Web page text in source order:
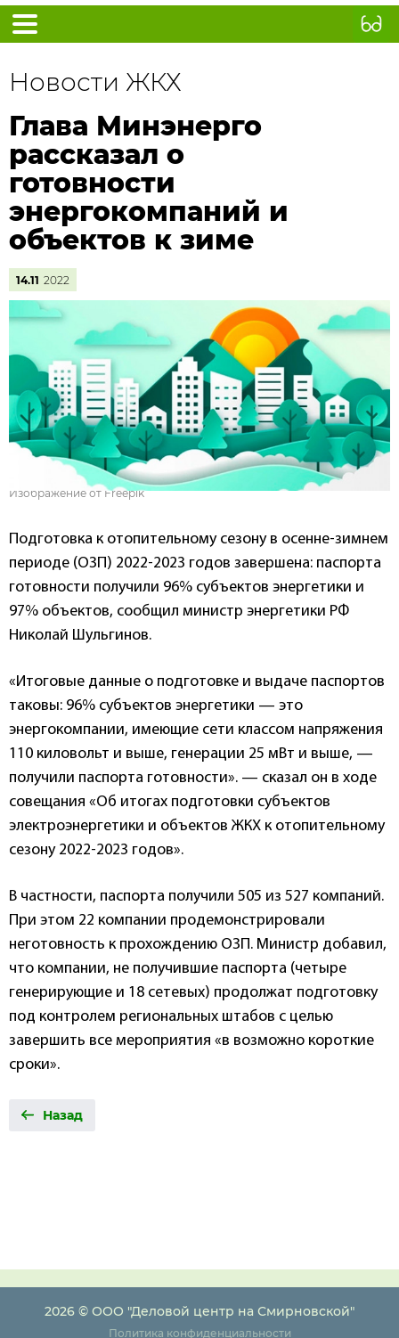
Новости ЖКХ
Глава Минэнерго
рассказал о
готовности
энергокомпаний и
объектов к зиме
14.11 2022
Изображение от Freepik
Подготовка к отопительному сезону в осенне-зимнем
периоде (ОЗП) 2022-2023 годов завершена: паспорта
готовности получили 96% субъектов энергетики и
97% объектов, сообщил министр энергетики РФ
Николай Шульгинов.
«Итоговые данные о подготовке и выдаче паспортов
таковы: 96% субъектов энергетики — это
энергокомпании, имеющие сети классом напряжения
110 киловольт и выше, генерации 25 мВт и выше, —
получили паспорта готовности». — сказал он в ходе
совещания «Об итогах подготовки субъектов
электроэнергетики и объектов ЖКХ к отопительному
сезону 2022-2023 годов».
В частности, паспорта получили 505 из 527 компаний.
При этом 22 компании продемонстрировали
неготовность к прохождению ОЗП. Министр добавил,
что компании, не получившие паспорта (четыре
генерирующие и 18 сетевых) продолжат подготовку
под контролем региональных штабов с целью
завершить все мероприятия «в возможно короткие
сроки».
Назад
2026 © ООО "Деловой центр на Смирновской"
Политика конфиденциальности